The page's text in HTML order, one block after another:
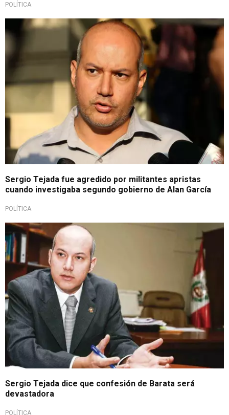
POLÍTICA
Sergio Tejada fue agredido por militantes apristas
cuando investigaba segundo gobierno de Alan García
POLÍTICA
Sergio Tejada dice que confesión de Barata será
devastadora
POLÍTICA